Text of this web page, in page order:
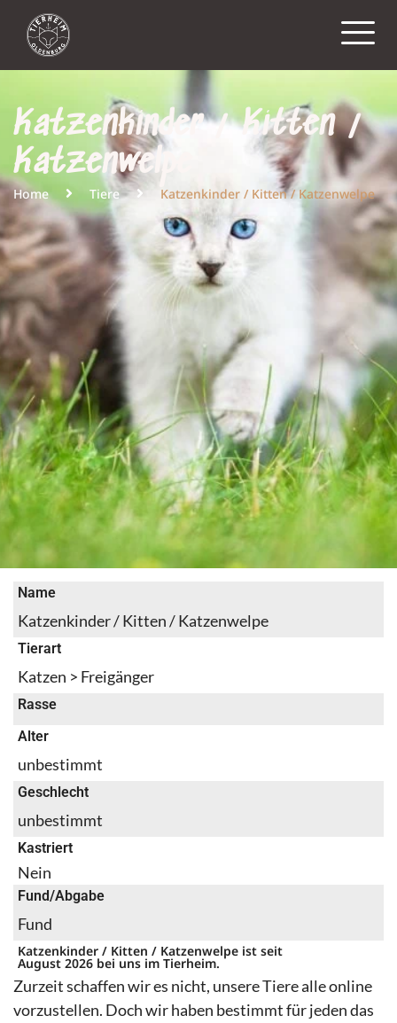
Katzenkinder / Kitten /
Katzenwelpe
Home Tiere Katzenkinder / Kitten / Katzenwelpe
Name
Katzenkinder / Kitten / Katzenwelpe
Tierart
Katzen > Freigänger
Rasse
Alter
unbestimmt
Geschlecht
unbestimmt
Kastriert
Nein
Fund/Abgabe
Fund
Katzenkinder / Kitten / Katzenwelpe ist seit
August 2026 bei uns im Tierheim.
Zurzeit schaffen wir es nicht, unsere Tiere alle online
vorzustellen. Doch wir haben bestimmt für jeden das